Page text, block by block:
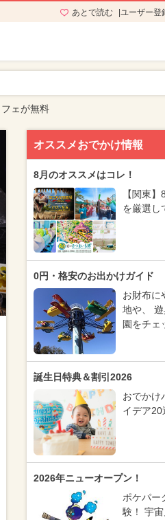
あとで読む ユーザー登
ェが無料
オススメおでかけ情報
8月のオススメはコレ！
【関東
を厳選し
0円・格安のお出かけガイド
お財布に
地や、
園をチェ
誕生日特典＆割引2026
おでかけ
イデア20
2026年ニューオープン！
ポケパー
験！ 宇